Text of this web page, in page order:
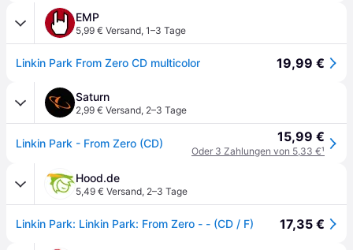
EMP
5,99 € Versand, 1–3 Tage
Linkin Park From Zero CD multicolor 19,99 €
Saturn
2,99 € Versand, 2–3 Tage
Linkin Park - From Zero (CD) 15,99 €
Oder 3 Zahlungen von 5,33 €¹
Hood.de
5,49 € Versand, 2–3 Tage
Linkin Park: Linkin Park: From Zero - - (CD / F) 17,35 €